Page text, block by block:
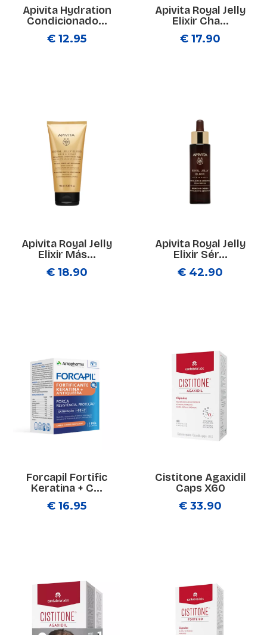
Apivita Hydration
Condicionado...
€ 12.95
Apivita Royal Jelly
Elixir Cha...
€ 17.90
Apivita Royal Jelly
Elixir Más...
€ 18.90
Apivita Royal Jelly
Elixir Sér...
€ 42.90
Forcapil Fortific
Keratina + C...
€ 16.95
Cistitone Agaxidil
Caps X60
€ 33.90